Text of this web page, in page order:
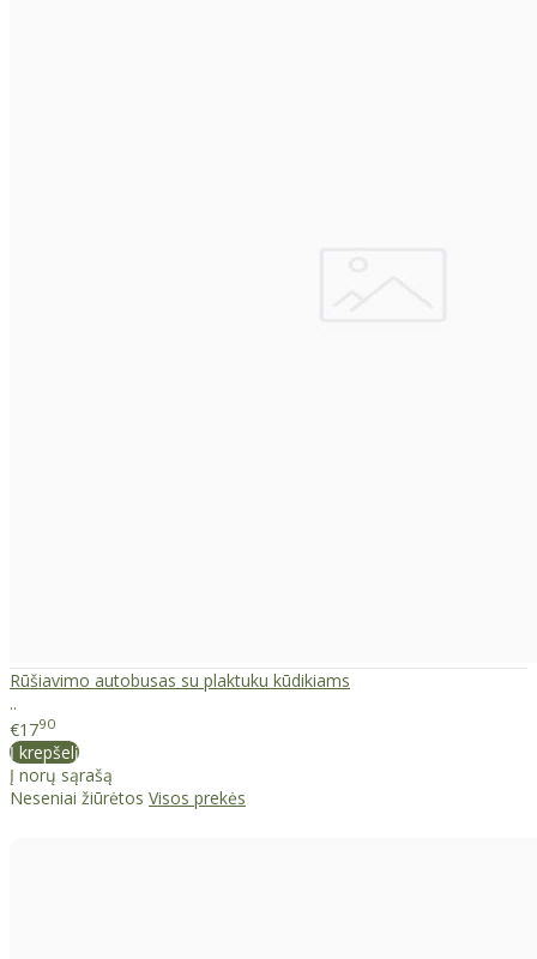
Rūšiavimo autobusas su plaktuku kūdikiams
..
€1790
Į krepšelį
Į norų sąrašą
Neseniai žiūrėtos Visos prekės